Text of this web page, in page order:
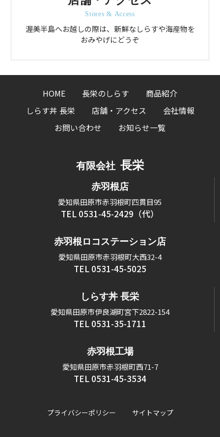
Stores & Access
渥美半島へお越しの際は、新鮮なしらすや海産物を
おみやげにどうぞ
HOME 長栄のしらす
商品紹介
しらす丼 長栄
店舗・アクセス
会社情報
お問い合わせ
お知らせ一覧
有限会社 長栄
赤羽根店
愛知県田原市赤羽根町四貫目95
TEL 0531-45-2429（代）
赤羽根ロコステーション店
愛知県田原市赤羽根町大西32-4
TEL 0531-45-5025
しらす丼 長栄
愛知県田原市伊良湖町宮下2822-154
TEL 0531-35-1711
赤羽根工場
愛知県田原市赤羽根町西71-7
TEL 0531-45-3534
プライバシーポリシー サイトマップ